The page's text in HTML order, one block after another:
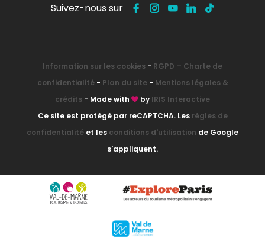
Suivez-nous sur
Information sur les cookies - RGPD – Charte de
confidentialité- Plan du site- Mentions légales &
crédits - Made with by IRIS Interactive
Ce site est protégé par reCAPTCHA. Les règles de
confidentialité et les conditions d'utilisation de Google
s'appliquent.